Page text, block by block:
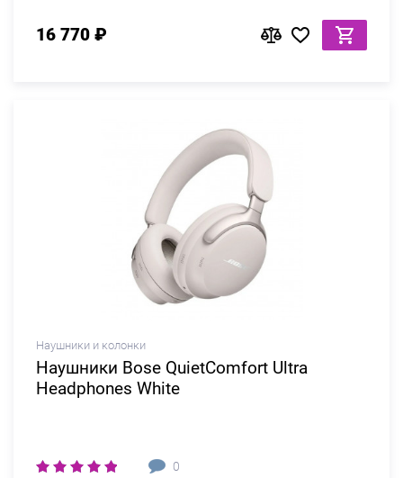
16 770 ₽
Наушники и колонки
Наушники Bose QuietComfort Ultra
Headphones White
0